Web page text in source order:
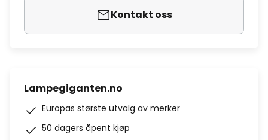
Kontakt oss
Lampegiganten.no
Europas største utvalg av merker
50 dagers åpent kjøp